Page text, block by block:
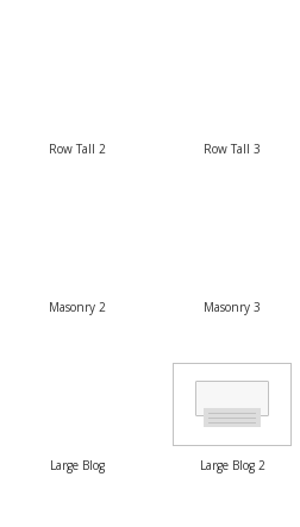
Row Tall 2 Row Tall 3
Masonry 2 Masonry 3
Large Blog Large Blog 2